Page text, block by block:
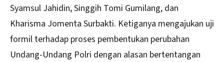
Syamsul Jahidin, Singgih Tomi Gumilang, dan
Kharisma Jomenta Surbakti. Ketiganya mengajukan uji
formil terhadap proses pembentukan perubahan
Undang-Undang Polri dengan alasan bertentangan